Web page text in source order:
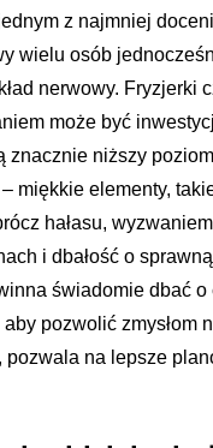
z najmniej
wielu osób
nerwowy. Fryzjerki
może być
niższy
miękkie elementy,
hałasu,
i dbałość o
świadomie dbać
pozwolić zmysłom
na lepsze